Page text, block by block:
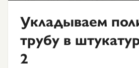
Укладываем
трубу в
2